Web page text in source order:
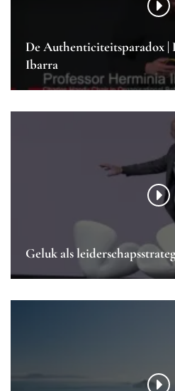
De Authenticiteitsparadox |
Ibarra
Geluk als